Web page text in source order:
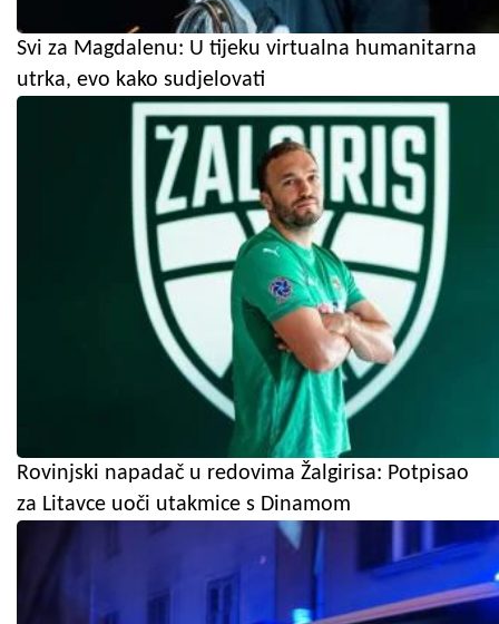
Svi za Magdalenu: U tijeku virtualna humanitarna
utrka, evo kako sudjelovati
Rovinjski napadač u redovima Žalgirisa: Potpisao
za Litavce uoči utakmice s Dinamom